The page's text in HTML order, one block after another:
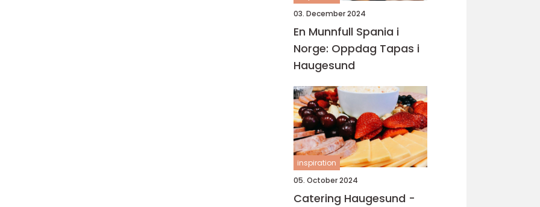
03. December 2024
En Munnfull Spania i
Norge: Oppdag Tapas i
Haugesund
inspiration
05. October 2024
Catering Haugesund -